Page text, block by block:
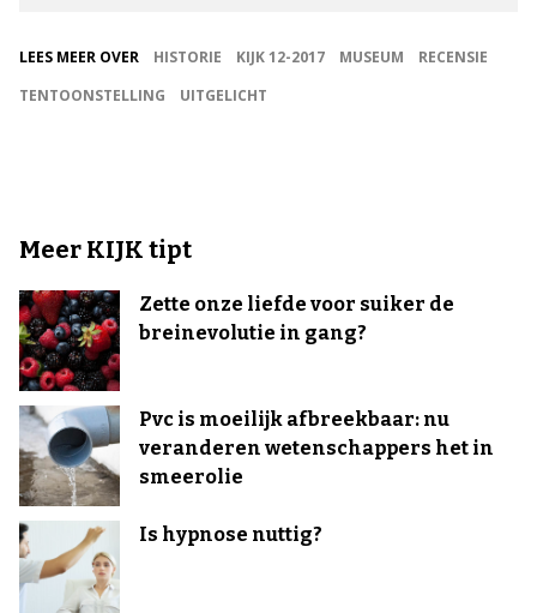
LEES MEER OVER HISTORIE KIJK 12-2017 MUSEUM
RECENSIE
TENTOONSTELLING
UITGELICHT
Meer KIJK tipt
Zette onze liefde voor suiker de
breinevolutie in gang?
Pvc is moeilijk afbreekbaar: nu
veranderen wetenschappers het in
smeerolie
Is hypnose nuttig?